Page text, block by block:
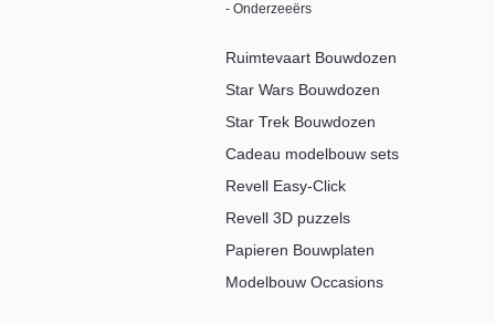
- Onderzeeërs
Ruimtevaart Bouwdozen
Star Wars Bouwdozen
Star Trek Bouwdozen
Cadeau modelbouw sets
Revell Easy-Click
Revell 3D puzzels
Papieren Bouwplaten
Modelbouw Occasions